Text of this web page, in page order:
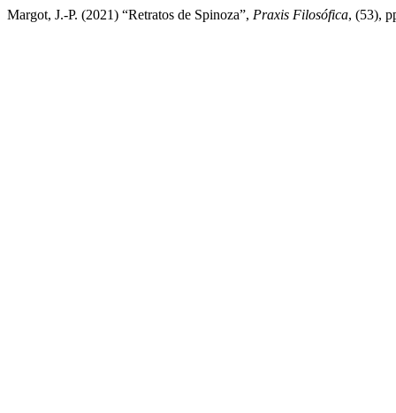
Margot, J.-P. (2021) “Retratos de Spinoza”, Praxis Filosófica, (53),